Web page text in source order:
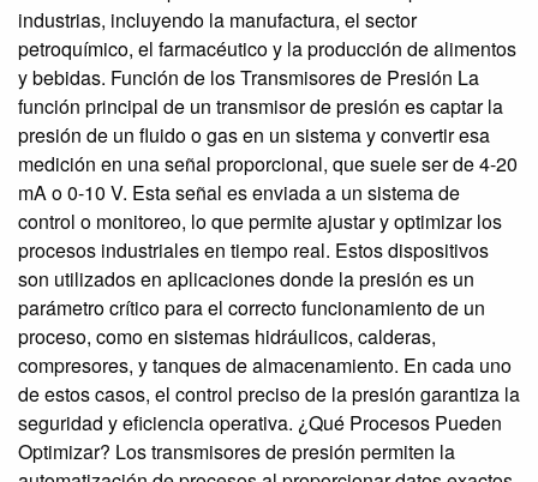
industrias, incluyendo la manufactura, el sector
petroquímico, el farmacéutico y la producción de alimentos
y bebidas. Función de los Transmisores de Presión La
función principal de un transmisor de presión es captar la
presión de un fluido o gas en un sistema y convertir esa
medición en una señal proporcional, que suele ser de 4-20
mA o 0-10 V. Esta señal es enviada a un sistema de
control o monitoreo, lo que permite ajustar y optimizar los
procesos industriales en tiempo real. Estos dispositivos
son utilizados en aplicaciones donde la presión es un
parámetro crítico para el correcto funcionamiento de un
proceso, como en sistemas hidráulicos, calderas,
compresores, y tanques de almacenamiento. En cada uno
de estos casos, el control preciso de la presión garantiza la
seguridad y eficiencia operativa. ¿Qué Procesos Pueden
Optimizar? Los transmisores de presión permiten la